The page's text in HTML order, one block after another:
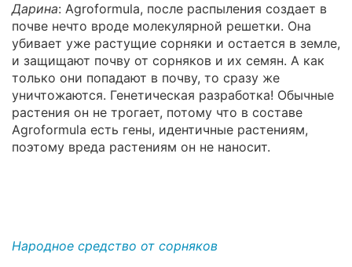
Дарина: Agroformula, после распыления создает в
почве нечто вроде молекулярной решетки. Она
убивает уже растущие сорняки и остается в земле,
и защищают почву от сорняков и их семян. А как
только они попадают в почву, то сразу же
уничтожаются. Генетическая разработка! Обычные
растения он не трогает, потому что в составе
Agroformula есть гены, идентичные растениям,
поэтому вреда растениям он не наносит.
Народное средство от сорняков